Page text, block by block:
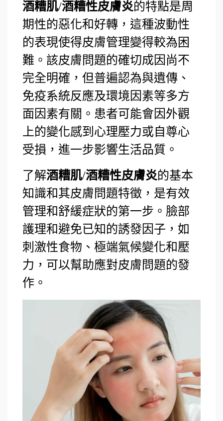
酒糟肌/酒糟性皮膚炎的特點是周
期性的惡化和好轉，這種波動性
的表現使得皮膚管理變得較為困
難。該皮膚問題的確切成因尚不
完全明確，但普遍認為與遺傳、
免疫系統反應及環境因素等多方
面因素有關。患者可能會因外觀
上的變化感到心理壓力或自尊心
受損，進一步影響生活品質。
了解酒糟肌/酒糟性皮膚炎的基本
知識和其皮膚問題特徵，是有效
管理和舒緩症狀的第一步。臉部
護理和避免已知的誘發因子，如
刺激性食物、極端氣候變化和壓
力，可以幫助應對皮膚問題的發
作。